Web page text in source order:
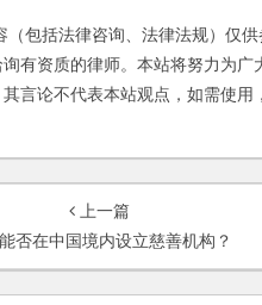
括法律咨询、法律法规）仅供
有资质的律师。本站将努力为
言论不代表本站观点，如需使用
上一篇
否在中国境内设立慈善机构？